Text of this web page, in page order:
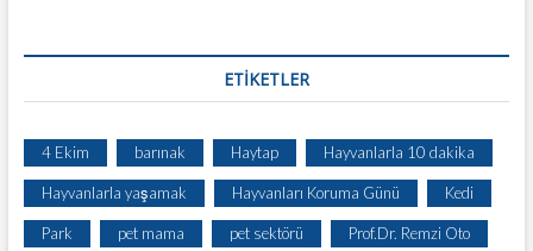
ETIKETLER
4 Ekim barınak Haytap Hayvanlarla 10 dakika
Hayvanlarla yaşamak Hayvanları Koruma Günü Kedi
Park pet mama pet sektörü Prof.Dr. Remzi Oto